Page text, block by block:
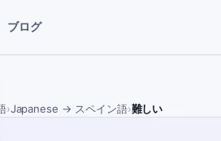
ブログ
›Japanese → スペイン語›難しい